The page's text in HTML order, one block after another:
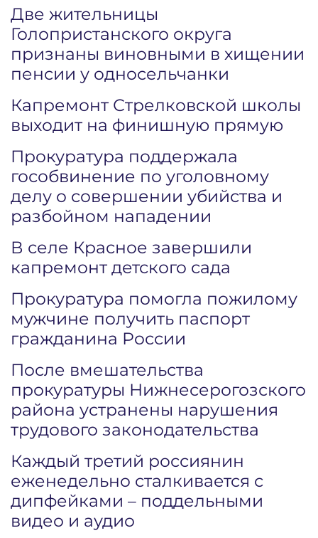
Две жительницы
Голопристанского округа
признаны виновными в хищении
пенсии у односельчанки
Капремонт Стрелковской школы
выходит на финишную прямую
Прокуратура поддержала
гособвинение по уголовному
делу о совершении убийства и
разбойном нападении
В селе Красное завершили
капремонт детского сада
Прокуратура помогла пожилому
мужчине получить паспорт
гражданина России
После вмешательства
прокуратуры Нижнесерогозского
района устранены нарушения
трудового законодательства
Каждый третий россиянин
еженедельно сталкивается с
дипфейками – поддельными
видео и аудио